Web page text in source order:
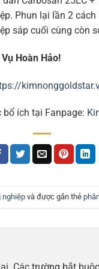
Phun lại lần 2
sáp cuối cùng còn
Hoàn Hảo!
ích tại Fanpage:
nghiệpvà được gắn thẻ